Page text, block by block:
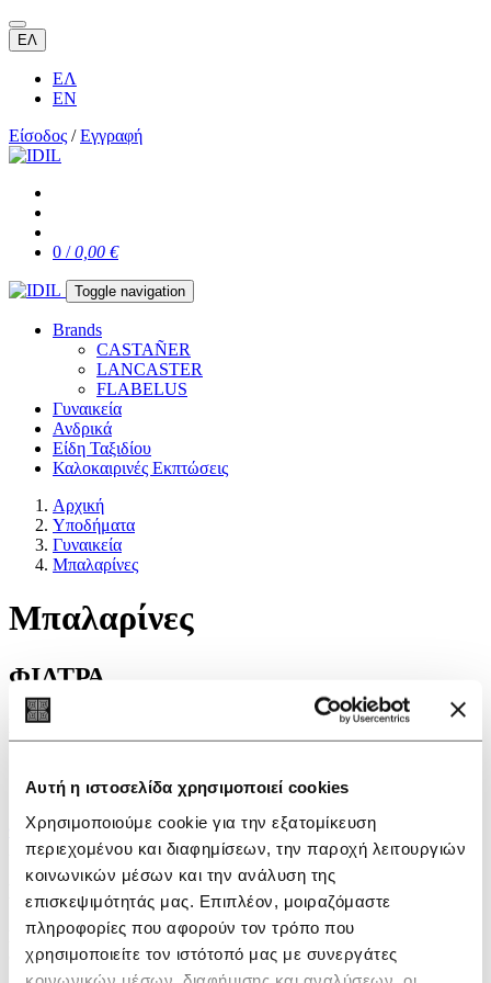
Αυτή η ιστοσελίδα χρησιμοποιεί cookies
Χρησιμοποιούμε cookie για την εξατομίκευση
περιεχομένου και διαφημίσεων, την παροχή λειτουργιών
κοινωνικών μέσων και την ανάλυση της
επισκεψιμότητάς μας. Επιπλέον, μοιραζόμαστε
πληροφορίες που αφορούν τον τρόπο που
χρησιμοποιείτε τον ιστότοπό μας με συνεργάτες
ΕΛ
ΕΛ
EN
Είσοδος /Εγγραφή
0 /0,00 €
Toggle navigation
Brands
CASTAÑER
LANCASTER
FLABELUS
Γυναικεία
Ανδρικά
Είδη Ταξιδίου
Καλοκαιρινές Εκπτώσεις
Αρχική
Υποδήματα
Γυναικεία
Μπαλαρίνες
Μπαλαρίνες
ΦΙΛΤΡΑ
Επιλογές
Προσφορά
ΦΙΛΤΡΑ
Δεν βρέθηκαν προϊόντα σ'αυτή την κατηγορία.
Εγγραφείτε στο newsletter
Για να λαμβάνετε νέα και ειδοποιήσεις, συμπληρώστε το e-mail
σας